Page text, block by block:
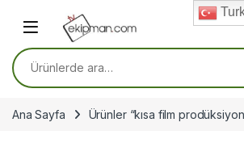
Ara:
Ana Sayfa Ürünler “kısa film